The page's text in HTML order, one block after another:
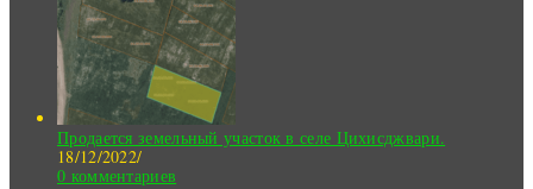
Продается земельный участок в селе Цихисджвари.
18/12/2022/
0 комментариев